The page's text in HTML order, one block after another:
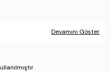
Devamını Göster